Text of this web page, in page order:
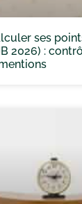
ses
2026) :